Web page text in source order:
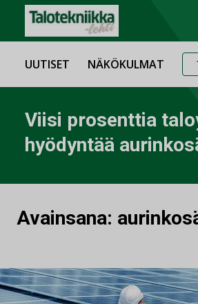
UUTISET NÄKÖKULMAT
Viisi prosenttia
hyödyntää
Avainsana: